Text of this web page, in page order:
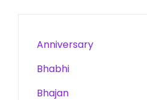
Anniversary
Bhabhi
Bhajan